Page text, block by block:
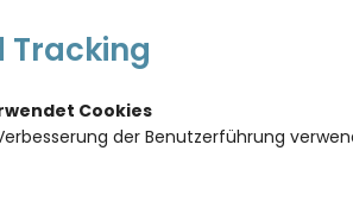
Tracking
Cookies
der Benutzerführung